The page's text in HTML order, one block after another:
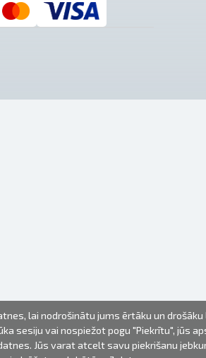
lai nodrošinātu jums ērtāku un
sesiju vai nospiežot pogu "Piekrītu", jūs
Jūs varat atcelt savu piekrišanu